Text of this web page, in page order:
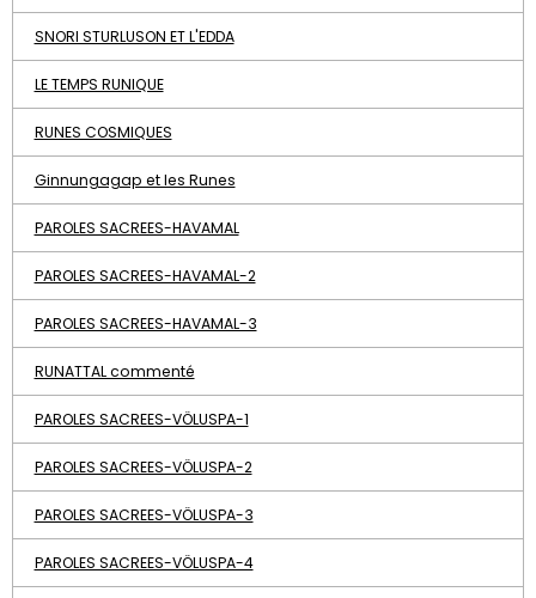
SNORI STURLUSON ET L'EDDA
LE TEMPS RUNIQUE
RUNES COSMIQUES
Ginnungagap et les Runes
PAROLES SACREES-HAVAMAL
PAROLES SACREES-HAVAMAL-2
PAROLES SACREES-HAVAMAL-3
RUNATTAL commenté
PAROLES SACREES-VÖLUSPA-1
PAROLES SACREES-VÖLUSPA-2
PAROLES SACREES-VÖLUSPA-3
PAROLES SACREES-VÖLUSPA-4